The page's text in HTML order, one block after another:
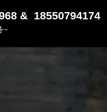
& 18550794174
~